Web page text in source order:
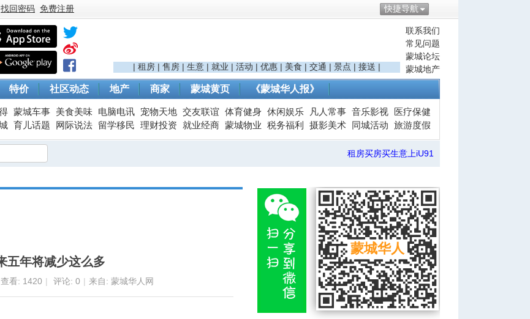
快捷导航
找回密码 免费注册
联系我们
常见问题
蒙城论坛
蒙城地产
| 租房 | 售房 | 生意 | 就业 | 活动 | 优惠 | 美食 | 交通 | 景点 | 接送 |
特价 社区动态 地产 商家 蒙城黄页 《蒙城华人报》
蒙城车事 美食美味 电脑电讯 宠物天地 交友联谊 体育健身 休闲娱乐 凡人常事 音乐影视
医疗保健
育儿话题 网际说法 留学移民 理财投资 就业经商 蒙城物业 税务福利 摄影美术 同城活动 旅游度假
租房买房买生意上iU91
五年将减少这么多
查看: 1420 | 评论: 0 | 来自: 蒙城华人网